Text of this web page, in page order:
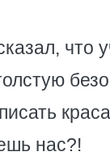
что
нас?!